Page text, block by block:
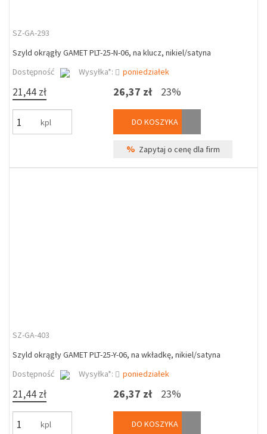
SZ-GA-293
Szyld okrągły GAMET PLT-25-N-06, na klucz, nikiel/satyna
Dostępność
Wysyłka*: poniedziałek
21,44 zł
kpl
26,37 zł 23%
DO KOSZYKA
% Zapytaj o cenę dla firm
SZ-GA-403
Szyld okrągły GAMET PLT-25-Y-06, na wkładkę, nikiel/satyna
Dostępność
Wysyłka*: poniedziałek
21,44 zł
kpl
26,37 zł 23%
DO KOSZYKA